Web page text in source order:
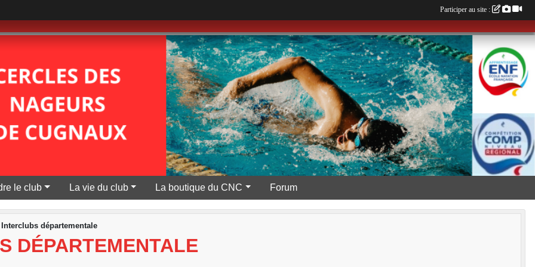
le club La vie du club La boutique du CNC Forum
départementale
DÉPARTEMENTALE
Participer au site :